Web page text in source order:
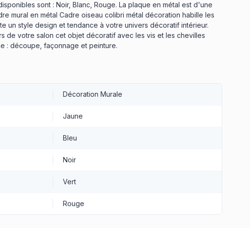
sont : Noir, Blanc, Rouge. La plaque en métal est d'une
mural en métal Cadre oiseau colibri métal décoration habille les
un style design et tendance à votre univers décoratif intérieur.
de votre salon cet objet décoratif avec les vis et les chevilles
: découpe, façonnage et peinture.
Décoration Murale
Jaune
Bleu
Noir
Vert
Rouge